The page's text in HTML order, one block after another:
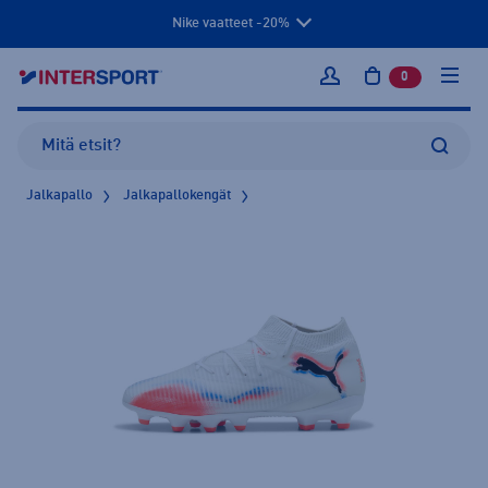
Nike vaatteet -20%
Kirjaudu sisään
0 tuotetta
Jalkapallo Jalkapallokengät